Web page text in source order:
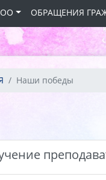
ОБРАЩЕНИЯ
Наши победы